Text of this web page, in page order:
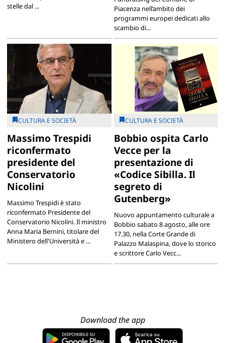
stelle dal ...
Piacenza nell’ambito dei
programmi europei dedicati allo
scambio di...
CULTURA E SOCIETÀ
Massimo Trespidi
riconfermato
presidente del
Conservatorio
Nicolini
Massimo Trespidi è stato
riconfermato Presidente del
Conservatorio Nicolini. Il ministro
Anna Maria Bernini, titolare del
Ministero dell'Università e ...
CULTURA E SOCIETÀ
Bobbio ospita Carlo
Vecce per la
presentazione di
«Codice Sibilla. Il
segreto di
Gutenberg»
Nuovo appuntamento culturale a
Bobbio sabato 8 agosto, alle ore
17.30, nella Corte Grande di
Palazzo Malaspina, dove lo storico
e scrittore Carlo Vecc...
Download the app